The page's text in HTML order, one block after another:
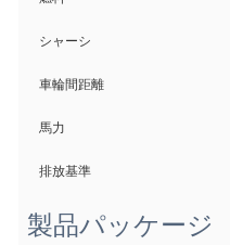
シャーシ
車輪間距離
馬力
排放基準
製品パッケージ